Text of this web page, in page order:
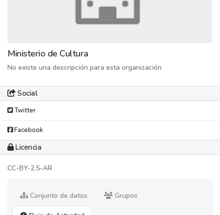
Ministerio de Cultura
No existe una descripción para esta organización
Social
Twitter
Facebook
Licencia
CC-BY-2.5-AR
Conjunto de datos Grupos